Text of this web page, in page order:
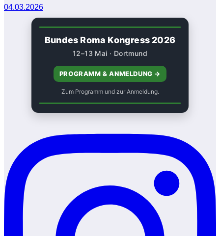
04.03.2026
Bundes Roma Kongress 2026
12–13 Mai · Dortmund
PROGRAMM & ANMELDUNG →
Zum Programm und zur Anmeldung.